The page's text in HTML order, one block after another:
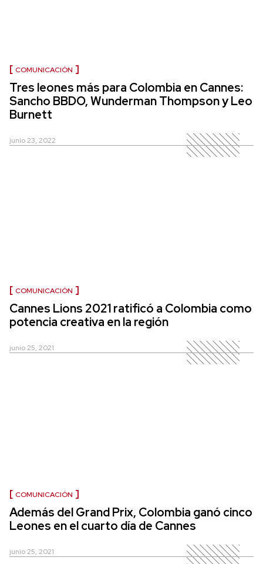
COMUNICACIÓN
Tres leones más para Colombia en Cannes:
Sancho BBDO, Wunderman Thompson y Leo
Burnett
junio 23, 2022
COMUNICACIÓN
Cannes Lions 2021 ratificó a Colombia como
potencia creativa en la región
junio 25, 2021
COMUNICACIÓN
Además del Grand Prix, Colombia ganó cinco
Leones en el cuarto día de Cannes
junio 25, 2021